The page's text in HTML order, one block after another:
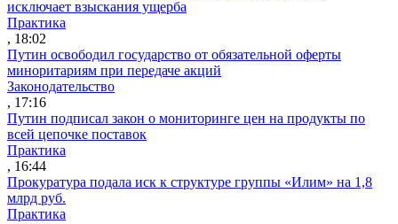
исключает взыскания ущерба
Практика
, 18:02
Путин освободил государство от обязательной оферты
миноритариям при передаче акций
Законодательство
, 17:16
Путин подписал закон о мониторинге цен на продукты по
всей цепочке поставок
Практика
, 16:44
Прокуратура подала иск к структуре группы «Илим» на 1,8
млрд руб.
Практика